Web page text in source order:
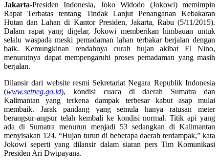
Jakarta-Presiden Indonesia, Joko Widodo (Jokowi) memimpin
Rapat Terbatas tentang Tindak Lanjut Penanganan Kebakaran
Hutan dan Lahan di Kantor Presiden, Jakarta, Rabu (5/11/2015).
Dalam rapat yang digelar, Jokowi memberikan himbauan untuk
selalu waspada meski pemadaman lahan terbakar berjalan dengan
baik. Kemungkinan rendahnya curah hujan akibat El Nino,
menurutnya dapat mempengaruhi proses pemadaman yang masih
berjalan.
Dilansir dari website resmi Sekretariat Negara Republik Indonesia
(www.setneg.go.id), kondisi cuaca di daerah Sumatra dan
Kalimantan yang terkena dampak terbesar kabut asap mulai
membaik. Jarak pandang yang semula hanya ratusan meter
berangsur-angsur telah kembali ke kondisi normal. Titik api yang
ada di Sumatra menurun menjadi 53 sedangkan di Kalimantan
menyisakan 124. “Hujan turun di beberapa daerah terdampak,” kata
Jokowi seperti yang dilansir dalam siaran pers Tim Komunikasi
Presiden Ari Dwipayana‎.